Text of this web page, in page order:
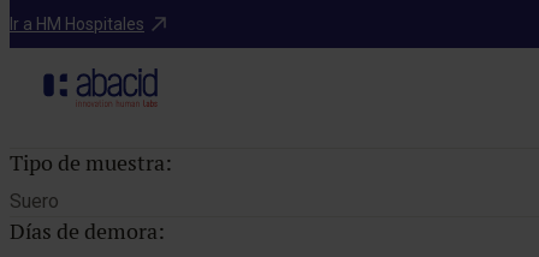
Ir a HM Hospitales
Catálogo de pruebas
Tipo de muestra:
Suero
Días de demora: